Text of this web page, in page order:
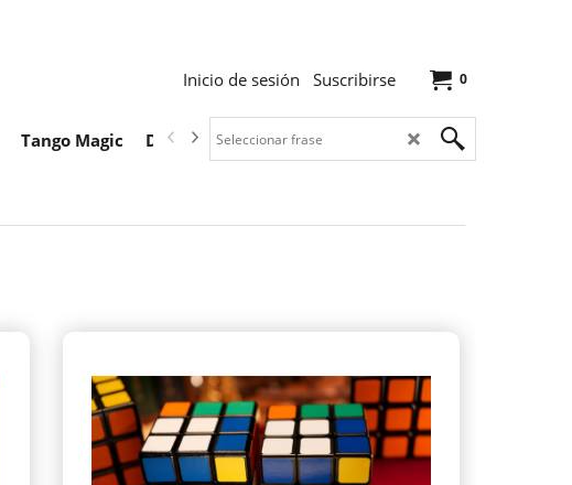
0
Inicio de sesión Suscribirse
Tango Magic Descargas